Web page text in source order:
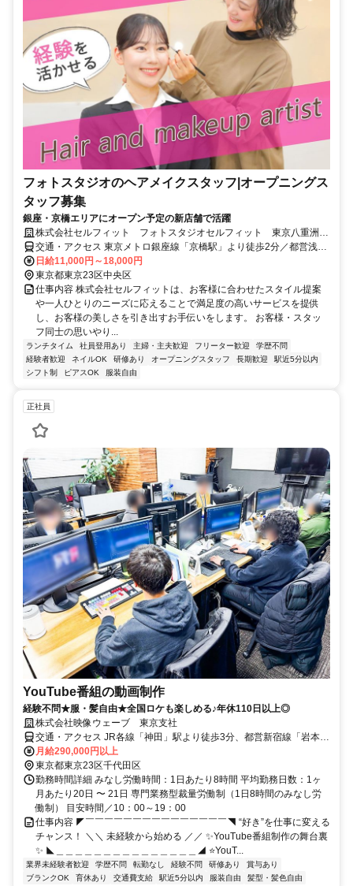
フォトスタジオのヘアメイクスタッフ|オープニングス
タッフ募集
銀座・京橋エリアにオープン予定の新店舗で活躍
株式会社セルフィット フォトスタジオセルフィット 東京八重洲口
店(プロフィール写真専門)
交通・アクセス 東京メトロ銀座線「京橋駅」より徒歩2分／都営浅草
線「宝町駅」より徒歩5分／JR「東京駅」より徒歩7分／東京メトロ
東西線「日本橋駅」より徒歩8分／東京メトロ有楽町線「銀座一丁目
駅」より徒歩9分
日給11,000円～18,000円
東京都東京23区中央区
仕事内容 株式会社セルフィットは、お客様に合わせたスタイル提案
や一人ひとりのニーズに応えることで満足度の高いサービスを提供
し、お客様の美しさを引き出すお手伝いをします。 お客様・スタッ
フ同士の思いやり...
ランチタイム 社員登用あり 主婦・主夫歓迎 フリーター歓迎
学歴不問
経験者歓迎
ネイルOK 研修あり オープニングスタッフ 長期歓迎
駅近5分以内
シフト制
ピアスOK 服装自由
正社員
YouTube番組の動画制作
経験不問★服・髪自由★全国ロケも楽しめる♪年休110日以上◎
株式会社映像ウェーブ 東京支社
交通・アクセス JR各線「神田」駅より徒歩3分、都営新宿線「岩本
町」駅より徒歩3分｜転勤なし＆U・Iターン歓迎
月給290,000円以上
東京都東京23区千代田区
勤務時間詳細 みなし労働時間：1日あたり8時間 平均勤務日数：1ヶ
月あたり20日 〜 21日 専門業務型裁量労働制（1日8時間のみなし労
働制） 目安時間／10：00～19：00
仕事内容 ◤￣￣￣￣￣￣￣￣￣￣￣￣￣￣￣◥ “好き”を仕事に変える
チャンス！ ＼＼ 未経験から始める ／／ ✨YouTube番組制作の舞台裏
✨ ◣＿＿＿＿＿＿＿＿＿＿＿＿＿＿＿◢ ⭐YouT...
業界未経験者歓迎 学歴不問 転勤なし 経験不問 研修あり
賞与あり
ブランクOK
育休あり 交通費支給 駅近5分以内 服装自由 髪型・髪色自由